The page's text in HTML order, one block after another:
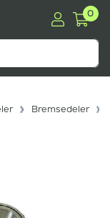
0
Bremsedeler